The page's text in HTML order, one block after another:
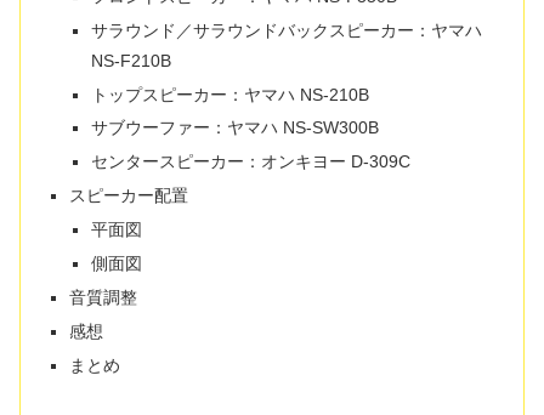
サラウンド／サラウンドバックスピーカー：ヤマハ
NS-F210B
トップスピーカー：ヤマハ NS-210B
サブウーファー：ヤマハ NS-SW300B
センタースピーカー：オンキヨー D-309C
スピーカー配置
平面図
側面図
音質調整
感想
まとめ